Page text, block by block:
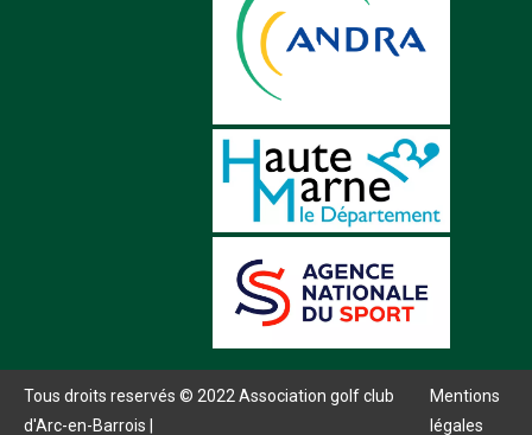
Tous droits reservés © 2022 Association golf club
d'Arc-en-Barrois |
Mentions
légales